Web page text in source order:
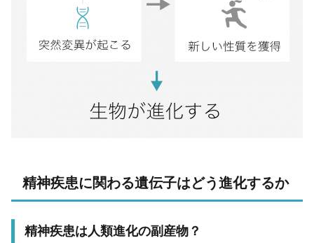
精神疾患に関わる遺伝子はどう進化するか
精神疾患は人類進化の副産物？